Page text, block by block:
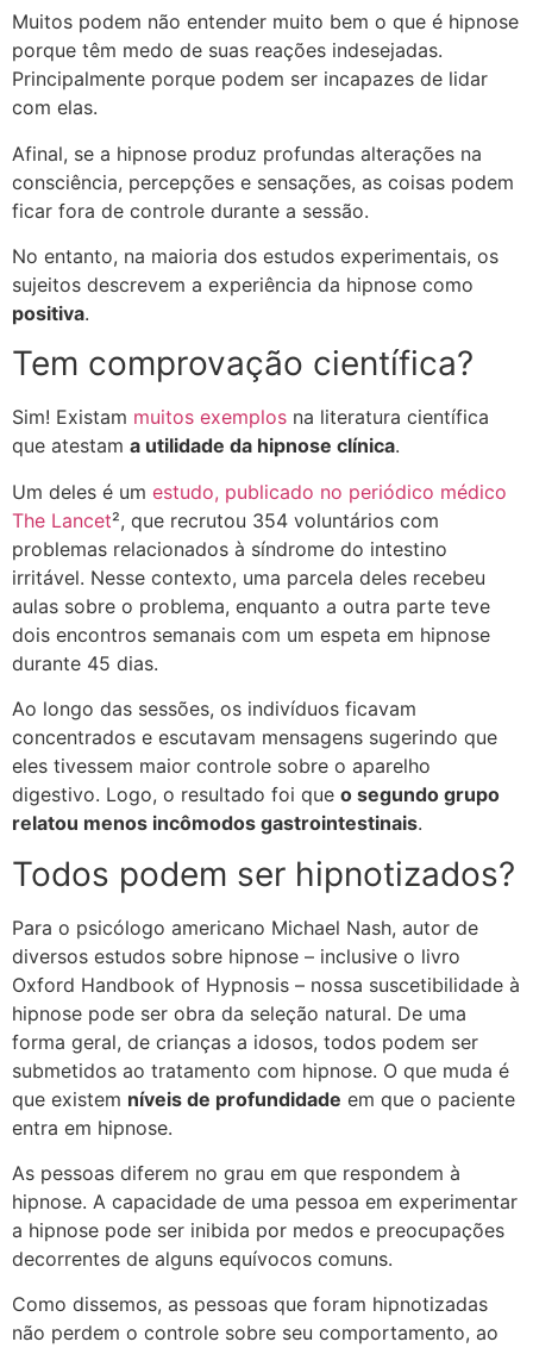
Muitos podem não entender muito bem o que é hipnose
porque têm medo de suas reações indesejadas.
Principalmente porque podem ser incapazes de lidar
com elas.
Afinal, se a hipnose produz profundas alterações na
consciência, percepções e sensações, as coisas podem
ficar fora de controle durante a sessão.
No entanto, na maioria dos estudos experimentais, os
sujeitos descrevem a experiência da hipnose como
positiva.
Tem comprovação científica?
Sim! Existam muitos exemplos na literatura científica
que atestam a utilidade da hipnose clínica.
Um deles é um estudo, publicado no periódico médico
The Lancet², que recrutou 354 voluntários com
problemas relacionados à síndrome do intestino
irritável. Nesse contexto, uma parcela deles recebeu
aulas sobre o problema, enquanto a outra parte teve
dois encontros semanais com um espeta em hipnose
durante 45 dias.
Ao longo das sessões, os indivíduos ficavam
concentrados e escutavam mensagens sugerindo que
eles tivessem maior controle sobre o aparelho
digestivo. Logo, o resultado foi que o segundo grupo
relatou menos incômodos gastrointestinais.
Todos podem ser hipnotizados?
Para o psicólogo americano Michael Nash, autor de
diversos estudos sobre hipnose – inclusive o livro
Oxford Handbook of Hypnosis – nossa suscetibilidade à
hipnose pode ser obra da seleção natural. De uma
forma geral, de crianças a idosos, todos podem ser
submetidos ao tratamento com hipnose. O que muda é
que existem níveis de profundidade em que o paciente
entra em hipnose.
As pessoas diferem no grau em que respondem à
hipnose. A capacidade de uma pessoa em experimentar
a hipnose pode ser inibida por medos e preocupações
decorrentes de alguns equívocos comuns.
Como dissemos, as pessoas que foram hipnotizadas
não perdem o controle sobre seu comportamento, ao